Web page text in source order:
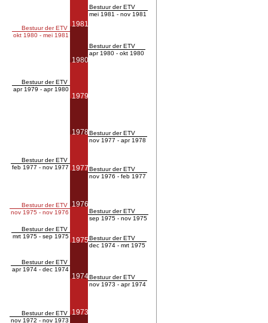
Bestuur der ETV
okt 1980 - mei 1981
Bestuur der ETV
apr 1979 - apr 1980
Bestuur der ETV
feb 1977 - nov 1977
Bestuur der ETV
nov 1975 - nov 1976
Bestuur der ETV
mrt 1975 - sep 1975
Bestuur der ETV
apr 1974 - dec 1974
Bestuur der ETV
nov 1972 - nov 1973
1981
1980
1979
1978
1977
1976
1975
1974
1973
Bestuur der ETV
mei 1981 - nov 1981
Bestuur der ETV
apr 1980 - okt 1980
Bestuur der ETV
nov 1977 - apr 1978
Bestuur der ETV
nov 1976 - feb 1977
Bestuur der ETV
sep 1975 - nov 1975
Bestuur der ETV
dec 1974 - mrt 1975
Bestuur der ETV
nov 1973 - apr 1974